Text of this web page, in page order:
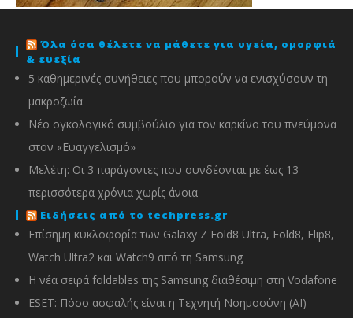
Όλα όσα θέλετε να μάθετε για υγεία, ομορφιά
& ευεξία
5 καθημερινές συνήθειες που μπορούν να ενισχύσουν τη
μακροζωία
Νέο ογκολογικό συμβούλιο για τον καρκίνο του πνεύμονα
στον «Ευαγγελισμό»
Μελέτη: Οι 3 παράγοντες που συνδέονται με έως 13
περισσότερα χρόνια χωρίς άνοια
Ειδήσεις από το techpress.gr
Επίσημη κυκλοφορία των Galaxy Z Fold8 Ultra, Fold8, Flip8,
Watch Ultra2 και Watch9 από τη Samsung
Η νέα σειρά foldables της Samsung διαθέσιμη στη Vodafone
ESET: Πόσο ασφαλής είναι η Τεχνητή Νοημοσύνη (AI)